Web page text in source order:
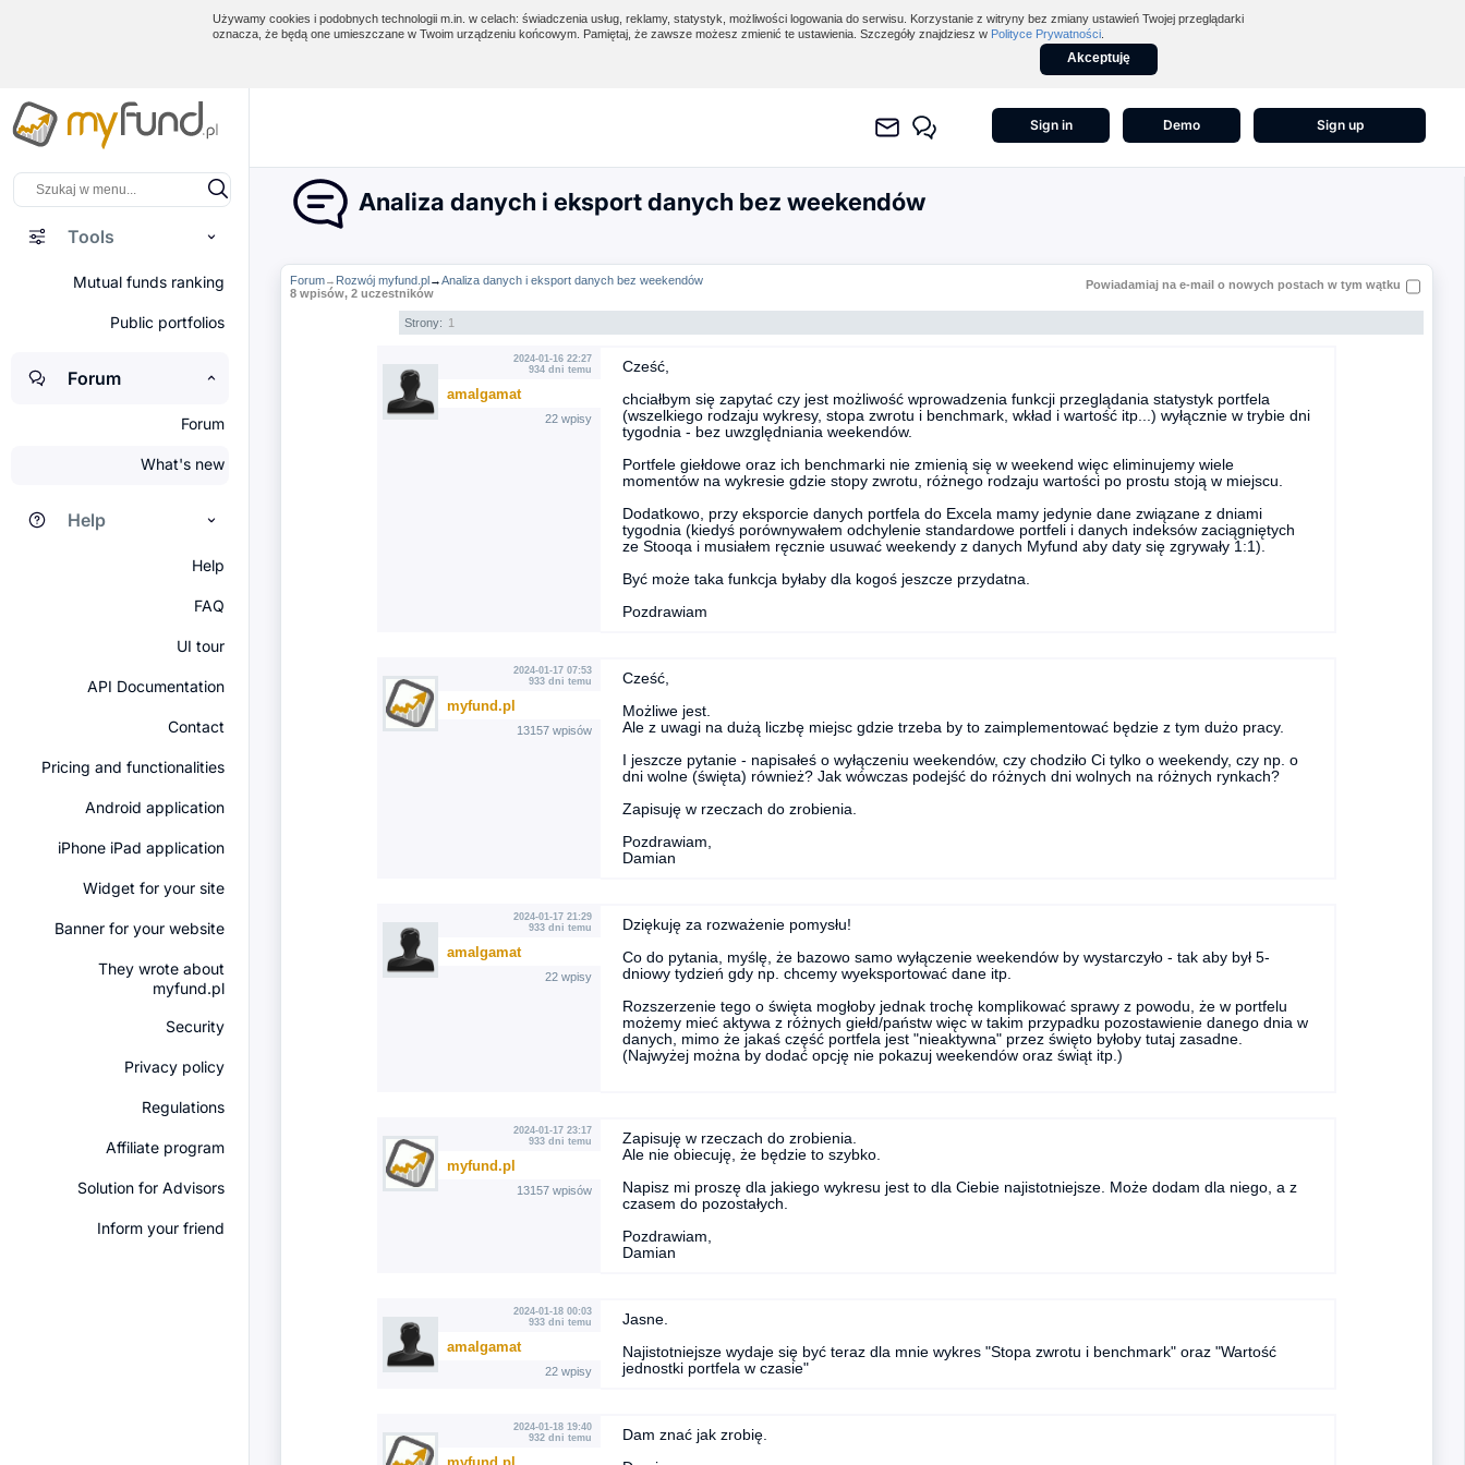
Używamy cookies i podobnych technologii m.in. w celach: świadczenia usług, reklamy, statystyk, możliwości logowania do serwisu. Korzystanie z witryny bez zmiany ustawień Twojej przeglądarki
oznacza, że będą one umieszczane w Twoim urządzeniu końcowym. Pamiętaj, że zawsze możesz zmienić te ustawienia. Szczegóły znajdziesz w Polityce Prywatności
Akceptuję
Tools
Mutual funds ranking
Public portfolios
Forum
Forum
What's new
Help
Help
FAQ
UI tour
API Documentation
Contact
Pricing and functionalities
Android application
iPhone iPad application
Widget for your site
Banner for your website
They wrote about
myfund.pl
Security
Privacy policy
Regulations
Affiliate program
Solution for Advisors
Inform your friend
Sign in Demo Sign up
Analiza danych i eksport danych bez weekendów
Forum→ Rozwój myfund.pl→Analiza danych i eksport danych bez weekendów
8 wpisów, 2 uczestników
Powiadamiaj na e-mail o nowych postach w tym wątku
Strony: 1
2024-01-16 22:27
934 dni temu
amalgamat
22 wpisy
Cześć,
chciałbym się zapytać czy jest możliwość wprowadzenia funkcji przeglądania statystyk portfela
(wszelkiego rodzaju wykresy, stopa zwrotu i benchmark, wkład i wartość itp...) wyłącznie w trybie dni
tygodnia - bez uwzględniania weekendów.
Portfele giełdowe oraz ich benchmarki nie zmienią się w weekend więc eliminujemy wiele
momentów na wykresie gdzie stopy zwrotu, różnego rodzaju wartości po prostu stoją w miejscu.
Dodatkowo, przy eksporcie danych portfela do Excela mamy jedynie dane związane z dniami
tygodnia (kiedyś porównywałem odchylenie standardowe portfeli i danych indeksów zaciągniętych
ze Stooqa i musiałem ręcznie usuwać weekendy z danych Myfund aby daty się zgrywały 1:1).
Być może taka funkcja byłaby dla kogoś jeszcze przydatna.
Pozdrawiam
2024-01-17 07:53
933 dni temu
myfund.pl
13157 wpisów
Cześć,
Możliwe jest.
Ale z uwagi na dużą liczbę miejsc gdzie trzeba by to zaimplementować będzie z tym dużo pracy.
I jeszcze pytanie - napisałeś o wyłączeniu weekendów, czy chodziło Ci tylko o weekendy, czy np. o
dni wolne (święta) również? Jak wówczas podejść do różnych dni wolnych na różnych rynkach?
Zapisuję w rzeczach do zrobienia.
Pozdrawiam,
Damian
2024-01-17 21:29
933 dni temu
amalgamat
22 wpisy
Dziękuję za rozważenie pomysłu!
Co do pytania, myślę, że bazowo samo wyłączenie weekendów by wystarczyło - tak aby był 5-
dniowy tydzień gdy np. chcemy wyeksportować dane itp.
Rozszerzenie tego o święta mogłoby jednak trochę komplikować sprawy z powodu, że w portfelu
możemy mieć aktywa z różnych giełd/państw więc w takim przypadku pozostawienie danego dnia w
danych, mimo że jakaś część portfela jest "nieaktywna" przez święto byłoby tutaj zasadne.
(Najwyżej można by dodać opcję nie pokazuj weekendów oraz świąt itp.)
2024-01-17 23:17
933 dni temu
myfund.pl
13157 wpisów
Zapisuję w rzeczach do zrobienia.
Ale nie obiecuję, że będzie to szybko.
Napisz mi proszę dla jakiego wykresu jest to dla Ciebie najistotniejsze. Może dodam dla niego, a z
czasem do pozostałych.
Pozdrawiam,
Damian
2024-01-18 00:03
933 dni temu
amalgamat
22 wpisy
Jasne.
Najistotniejsze wydaje się być teraz dla mnie wykres "Stopa zwrotu i benchmark" oraz "Wartość
jednostki portfela w czasie"
2024-01-18 19:40
932 dni temu
Dam znać jak zrobię.